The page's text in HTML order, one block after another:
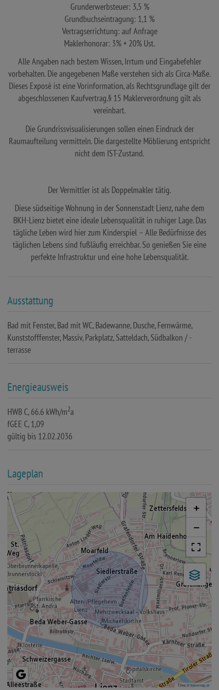
Grunderwerbsteuer: 3,5 %
Grundbuchseintragung: 1,1 %
Vertragserrichtung: auf Anfrage
Maklerhonorar: 3% + 20% Ust.
Alle Angaben nach bestem Wissen, Irrtum und Eingabefehler
vorbehalten. Die angegebenen Maße verstehen sich als Circa-Maße.
Dieses Exposè ist eine Vorinformation, als Rechtsgrundlage gilt der
abgeschlossenen Kaufvertrag.§ 15 Maklerverordnung gilt als
vereinbart.
Die Grundrissvisualisierungen sollen einen Eindruck der
Raumaufteilung vermitteln. Die dargestellte Möblierung entspricht
nicht dem IST-Zustand.
Der Vermittler ist als Doppelmakler tätig.
Diese südseitige Wohnung in der Sonnenstadt Lienz, nahe dem
BKH-Lienz bietet eine ideale Lebensqualität in ruhiger Lage. Das
tägliche Leben wird hier zum Kinderspiel – Alle Bedürfnisse des
täglichen Lebens sind fußläufig erreichbar. So genießen Sie eine
perfekte Infrastruktur und eine hohe Lebensqualität.
Ausstattung
Bad mit Fenster Bad mit WC Badewanne Dusche Fernwärme
Kunststofffenster Massiv Parkplatz Satteldach Südbalkon / -
terrasse
Energieausweis
HWB C, 66.6 kWh/m2a
fGEE C, 1,09
gültig bis 12.02.2036
Lageplan
+
−
Tiles ©basemap.at